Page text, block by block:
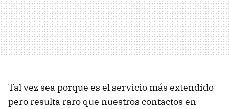
Tal vez sea porque es el servicio más extendido
pero resulta raro que nuestros contactos en